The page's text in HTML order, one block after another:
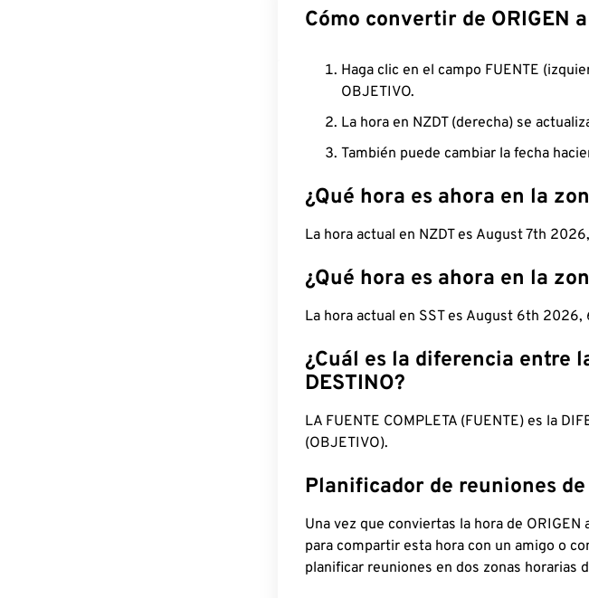
Cómo convertir de ORIGEN
Haga clic en el campo FUENTE
OBJETIVO.
La hora en NZDT (derecha) se
También puede cambiar la fecha
¿Qué hora es ahora en la
La hora actual en NZDT es August 7th
¿Qué hora es ahora en la
La hora actual en SST es August 6th 2026,
¿Cuál es la diferencia entre
DESTINO?
LA FUENTE COMPLETA (FUENTE) es la
(OBJETIVO).
Planificador de reuniones de
Una vez que conviertas la hora de
para compartir esta hora con un amigo o
planificar reuniones en dos zonas horarias